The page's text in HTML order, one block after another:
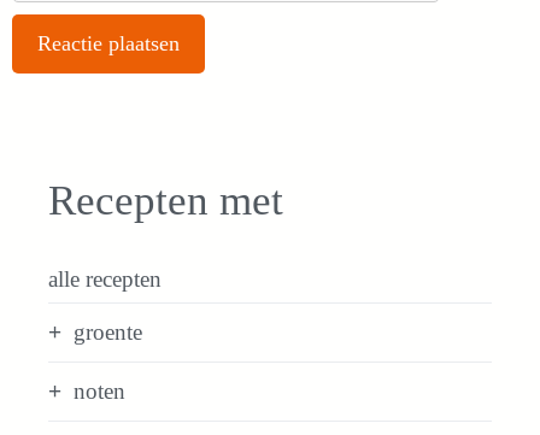
Recepten met
alle recepten
groente
noten